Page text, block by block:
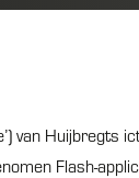
van Huijbregts
Flash-